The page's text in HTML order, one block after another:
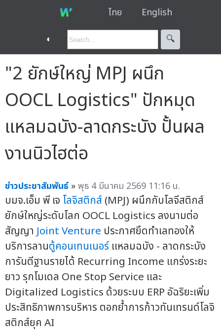
ไทย English
◐ 🔍︎
"2 ยักษ์ใหญ่ MPJ ผนึก
OOCL Logistics" ปักหมุด
แหลมฉบัง-ลาดกระบัง ปั้นผล
งานนิวไฮต่อ
ข่าวประชาสัมพันธ์ »พุธ 4 มีนาคม 2569 11:16 น.
บมจ.เอ็ม พี เจ โลจิสติกส์ (MPJ) ผนึกกับโลจีสติกส์
ยักษ์ใหญ่ระดับโลก OOCL Logistics ลงนามต่อ
สัญญา Joint Venture ประกาศยึดทำเลทองให้
บริการลานตู้คอนเทนเนอร์ แหลมฉบัง - ลาดกระบัง
การันตีฐานรายได้ Recurring Income แกร่งระยะ
ยาว รุกโมเดล One Stop Service และ
Digitalized Logistics ด้วยระบบ ERP อัฉริยะเพิ่ม
ประสิทธิภาพการบริหาร ตอกย้ำการก้าวทันเทรนด์โลจิ
สติกส์ยุค AI